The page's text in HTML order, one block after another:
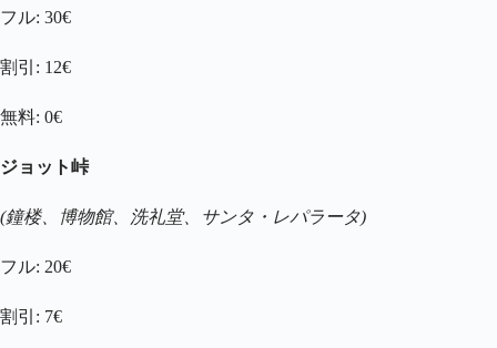
フル: 30€
割引: 12€
無料: 0€
ジョット峠
(鐘楼、博物館、洗礼堂、サンタ・レパラータ)
フル: 20€
割引: 7€